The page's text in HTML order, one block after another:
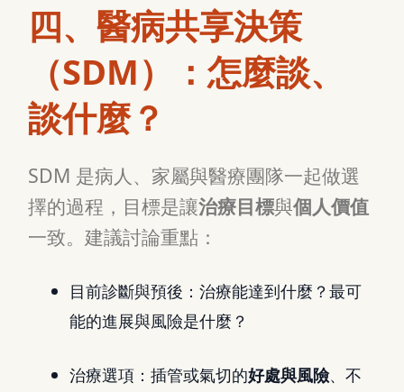
四、醫病共享決策
（SDM）：怎麼談、
談什麼？
SDM 是病人、家屬與醫療團隊一起做選
擇的過程，目標是讓治療目標與個人價值
一致。建議討論重點：
目前診斷與預後：治療能達到什麼？最可
能的進展與風險是什麼？
治療選項：插管或氣切的好處與風險、不